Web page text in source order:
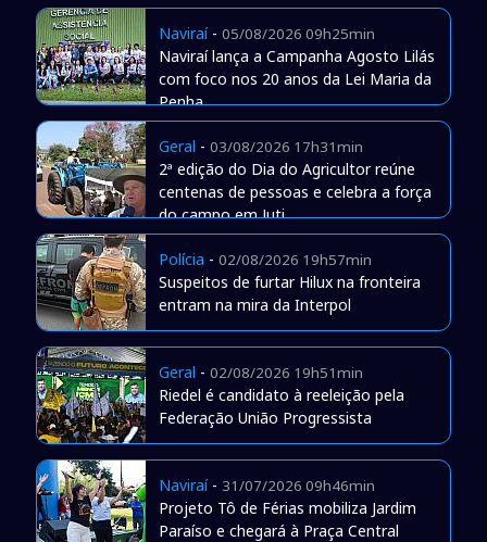
Naviraí- 05/08/2026 09h25min
Naviraí lança a Campanha Agosto Lilás
com foco nos 20 anos da Lei Maria da
Penha
Geral - 03/08/2026 17h31min
2ª edição do Dia do Agricultor reúne
centenas de pessoas e celebra a força
do campo em Juti
Polícia - 02/08/2026 19h57min
Suspeitos de furtar Hilux na fronteira
entram na mira da Interpol
Geral - 02/08/2026 19h51min
Riedel é candidato à reeleição pela
Federação União Progressista
Naviraí- 31/07/2026 09h46min
Projeto Tô de Férias mobiliza Jardim
Paraíso e chegará à Praça Central